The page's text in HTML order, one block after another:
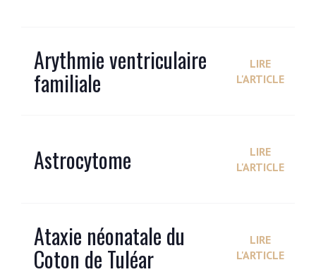
Arythmie ventriculaire
familiale
LIRE
L'ARTICLE
Astrocytome
LIRE
L'ARTICLE
Ataxie néonatale du
Coton de Tuléar
LIRE
L'ARTICLE